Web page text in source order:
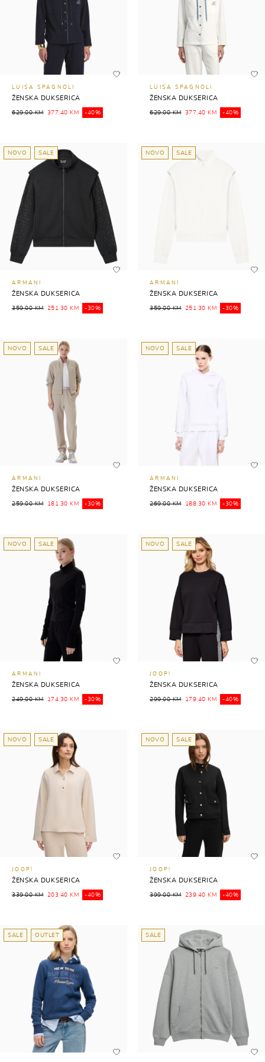
LUISA SPAGNOLI
ŽENSKA DUKSERICA
629,00 KM 377,40 KM -40%
LUISA SPAGNOLI
ŽENSKA DUKSERICA
629,00 KM 377,40 KM -40%
NOVO SALE
ARMANI
ŽENSKA DUKSERICA
359,00 KM 251,30 KM -30%
NOVO SALE
ARMANI
ŽENSKA DUKSERICA
359,00 KM 251,30 KM -30%
NOVO SALE
ARMANI
ŽENSKA DUKSERICA
259,00 KM 181,30 KM -30%
NOVO SALE
ARMANI
ŽENSKA DUKSERICA
269,00 KM 188,30 KM -30%
NOVO SALE
ARMANI
ŽENSKA DUKSERICA
249,00 KM 174,30 KM -30%
NOVO SALE
JOOP!
ŽENSKA DUKSERICA
299,00 KM 179,40 KM -40%
NOVO SALE
JOOP!
ŽENSKA DUKSERICA
339,00 KM 203,40 KM -40%
NOVO SALE
JOOP!
ŽENSKA DUKSERICA
399,00 KM 239,40 KM -40%
SALE OUTLET SALE